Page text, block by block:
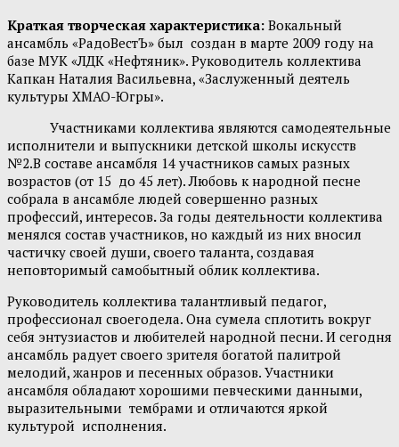
Краткая творческая характеристика: Вокальный
ансамбль «РадоВестЪ» был создан в марте 2009 году на
базе МУК «ЛДК «Нефтяник». Руководитель коллектива
Капкан Наталия Васильевна, «Заслуженный деятель
культуры ХМАО-Югры».
Участниками коллектива являются самодеятельные
исполнители и выпускники детской школы искусств
№2.В составе ансамбля 14 участников самых разных
возрастов (от 15 до 45 лет). Любовь к народной песне
собрала в ансамбле людей совершенно разных
профессий, интересов. За годы деятельности коллектива
менялся состав участников, но каждый из них вносил
частичку своей души, своего таланта, создавая
неповторимый самобытный облик коллектива.
Руководитель коллектива талантливый педагог,
профессионал своегодела. Она сумела сплотить вокруг
себя энтузиастов и любителей народной песни. И сегодня
ансамбль радует своего зрителя богатой палитрой
мелодий, жанров и песенных образов. Участники
ансамбля обладают хорошими певческими данными,
выразительными тембрами и отличаются яркой
культурой исполнения.